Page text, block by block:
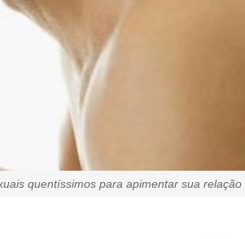
quentíssimos para apimentar sua relação